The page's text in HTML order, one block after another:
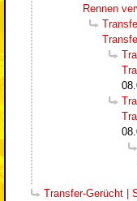
Rennen
Transfer-Gerücht |